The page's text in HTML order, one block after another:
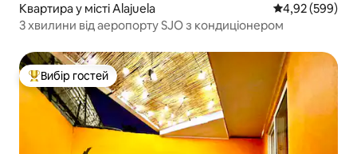
Квартира у місті Alajuela Середня
4,92 (599)
3 хвилини від аеропорту SJO з кондиціонером
Топ вибір гостей
Вибір гостей